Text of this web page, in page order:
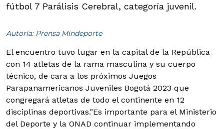
fútbol 7 Parálisis Cerebral, categoría juvenil.
Autoría: Prensa Mindeporte
El encuentro tuvo lugar en la capital de la República
con 14 atletas de la rama masculina y su cuerpo
técnico, de cara a los próximos Juegos
Parapanamericanos Juveniles Bogotá 2023 que
congregará atletas de todo el continente en 12
disciplinas deportivas."Es importante para el Ministerio
del Deporte y la ONAD continuar implementando